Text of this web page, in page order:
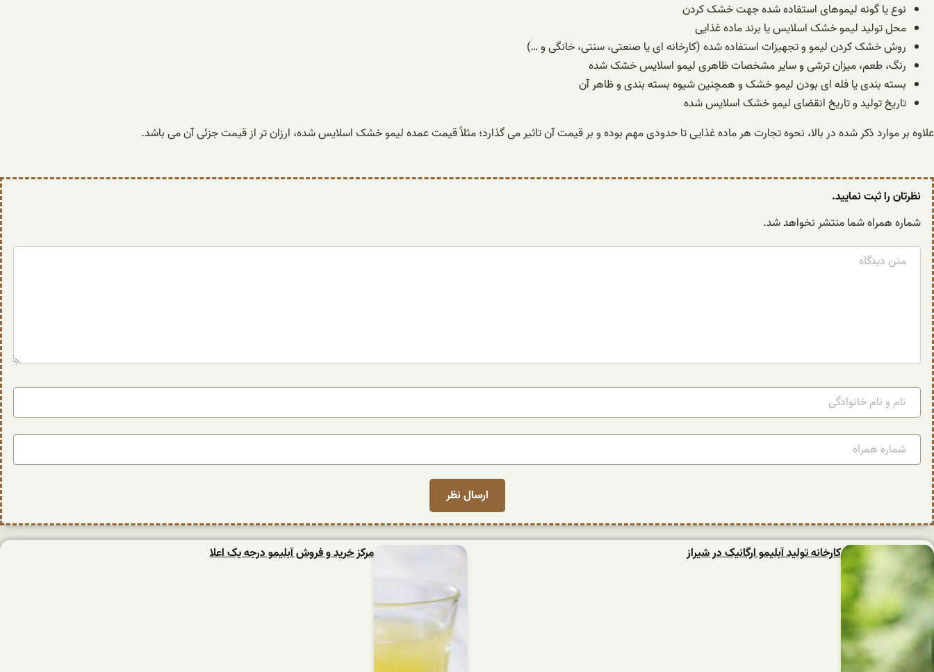
نوع یا گونه لیموهای استفاده شده جهت خشک کردن
محل تولید لیمو خشک اسلایس یا برند ماده غذایی
روش خشک کردن لیمو و تجهیزات استفاده شده (کارخانه ای یا صنعتی، سنتی، خانگی و …)
رنگ، طعم، میزان ترشی و سایر مشخصات ظاهری لیمو اسلایس خشک شده
بسته بندی یا فله ای بودن لیمو خشک و همچنین شیوه بسته بندی و ظاهر آن
تاریخ تولید و تاریخ انقضای لیمو خشک اسلایس شده
علاوه بر موارد ذکر شده در بالا، نحوه تجارت هر ماده غذایی تا حدودی مهم بوده و بر قیمت آن تاثیر می گذارد؛ مثلاً قیمت عمده لیمو خشک اسلایس شده، ارزان تر از قیمت جزئی آن می باشد.
نظرتان را ثبت نمایید.
شماره همراه شما منتشر نخواهد شد.
کارخانه تولید آبلیمو ارگانیک در شیراز مرکز خرید و فروش آبلیمو درجه یک اعلا